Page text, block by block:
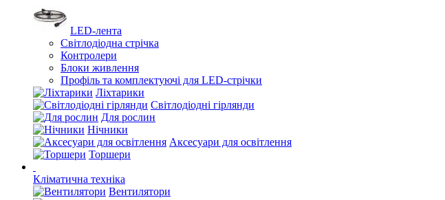
LED-лента
Світлодіодна стрічка
Контролери
Блоки живлення
Профіль та комплектуючі для LED-стрічки
Ліхтарики
Світлодіодні гірлянди
Для рослин
Нічники
Аксесуари для освітлення
Торшери
Кліматична техніка
Вентилятори